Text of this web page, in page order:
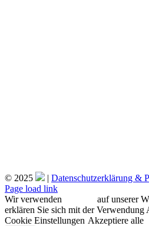
© 2025 | Datenschutzerklärung &
Facebook
Instagram
Page load link
Wir verwenden
auf unserer
erklären Sie sich mit der
Cookie Einstellungen Akzeptiere alle